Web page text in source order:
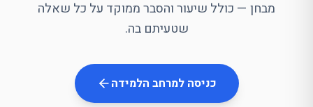
מבחן — כולל שיעור והסבר ממוקד על כל שאלה
שטעיתם בה.
כניסה למרחב הלמידה